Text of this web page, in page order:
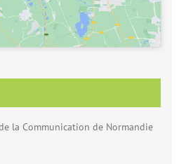
la Communication de Normandie